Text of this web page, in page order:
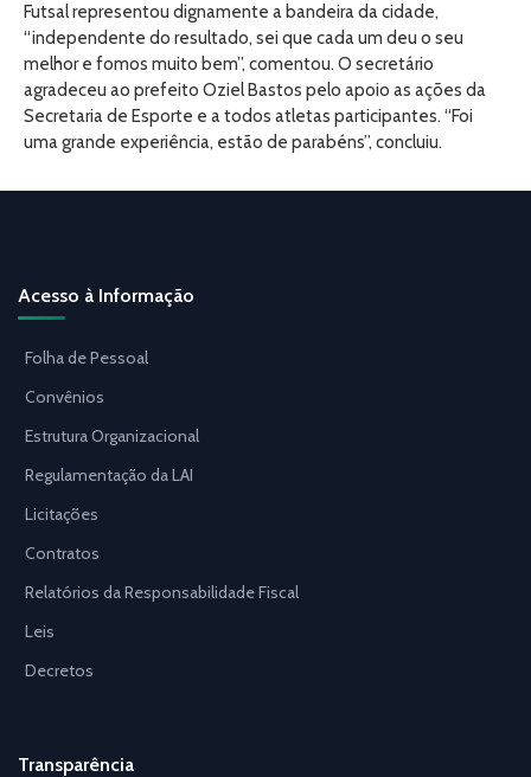
Futsal representou dignamente a bandeira da cidade,
“independente do resultado, sei que cada um deu o seu
melhor e fomos muito bem”, comentou. O secretário
agradeceu ao prefeito Oziel Bastos pelo apoio as ações da
Secretaria de Esporte e a todos atletas participantes. “Foi
uma grande experiência, estão de parabéns”, concluiu.
Acesso à Informação
Folha de Pessoal
Convênios
Estrutura Organizacional
Regulamentação da LAI
Licitações
Contratos
Relatórios da Responsabilidade Fiscal
Leis
Decretos
Transparência